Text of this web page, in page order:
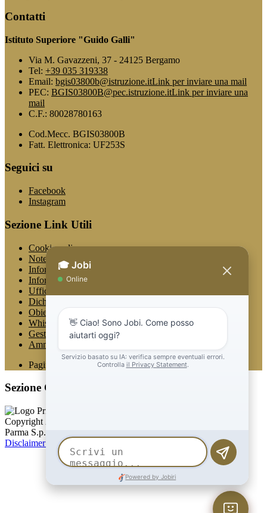
Contatti
Istituto Superiore "Guido Galli"
Via M. Gavazzeni, 37 - 24125 Bergamo
Tel: +39 035 319338
Email: bgis03800b@istruzione.itLink per inviare una mail
PEC: BGIS03800B@pec.istruzione.itLink per inviare una
mail
C.F.: 80028780163
Cod.Mecc. BGIS03800B
Fatt. Elettronica: UF253S
Seguici su
Facebook
Instagram
Sezione Link Utili
Cookie policy
Note legali
Informativa Privacy
Informativa Privacy chatbot Jobi
Ufficio Relazioni con il Pubblico
Dichiarazione di accessibilità
Obiettivi di accessibilità
Whistleblowing
Gestione consensi cookie
Amministrazione trasparente
Pagina visualizzata744volte
Sezione Copyright
Copyright 2026 | Engineered and powered by Gruppo Spaggiari
Parma S.p.A. | Divisione Publishing & New Social Media
Disclaimer trattamento dati personali